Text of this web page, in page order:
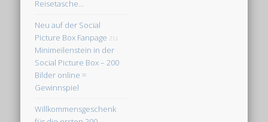
Reisetasche…
Neu auf der Social
Picture Box Fanpage zu
Minimeilenstein in der
Social Picture Box – 200
Bilder online =
Gewinnspiel
Willkommensgeschenk